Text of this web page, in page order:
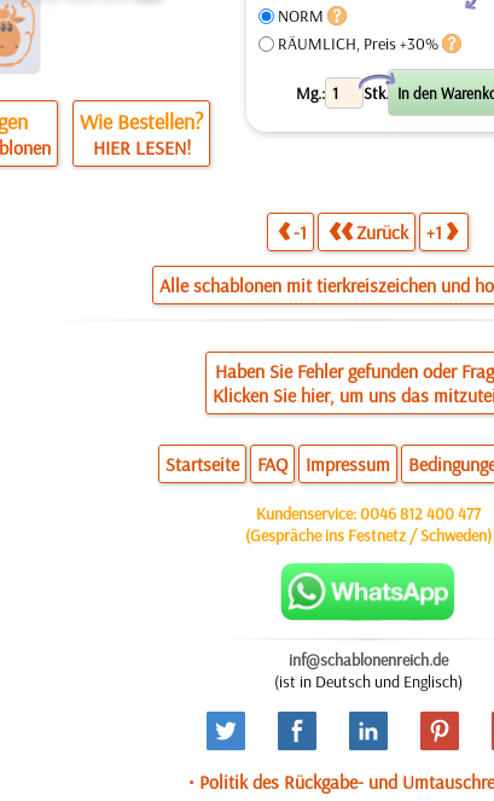
Wie Bestellen?
HIER LESEN!
NORM
RÄUMLICH, Preis +30%
Mg.: Stk.
X
-1 Zurück +1
Alle schablonen mit tierkreiszeichen und
Haben Sie Fehler gefunden oder
Klicken Sie hier, um uns das
Startseite FAQ Impressum
Kundenservice:0046 812 400 477
(Gespräche ins Festnetz / Schweden)
inf@schablonenreich.de
(ist in Deutsch und Englisch)
• Politik des Rückgabe- und